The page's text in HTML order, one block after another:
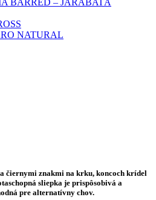
BARRED – JARABATÁ
NATURAL
čiernymi znakmi na krku, koncoch krídel
sliepka je prispôsobivá a
pre alternatívny chov.